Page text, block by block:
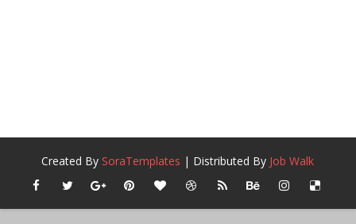
Created BySoraTemplates | Distributed By Job Walk